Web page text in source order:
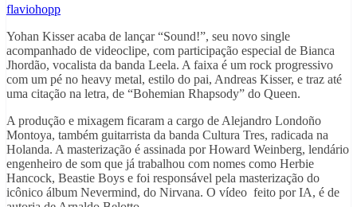
flaviohopp
Yohan Kisser acaba de lançar “Sound!”, seu novo single
acompanhado de videoclipe, com participação especial de Bianca
Jhordão, vocalista da banda Leela. A faixa é um rock progressivo
com um pé no heavy metal, estilo do pai, Andreas Kisser, e traz até
uma citação na letra, de “Bohemian Rhapsody” do Queen.
A produção e mixagem ficaram a cargo de Alejandro Londoño
Montoya, também guitarrista da banda Cultura Tres, radicada na
Holanda. A masterização é assinada por Howard Weinberg, lendário
engenheiro de som que já trabalhou com nomes como Herbie
Hancock, Beastie Boys e foi responsável pela masterização do
icônico álbum Nevermind, do Nirvana. O vídeo feito por IA, é de